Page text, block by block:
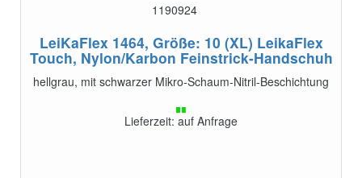
1190924
LeiKaFlex 1464, Größe: 10 (XL) LeikaFlex
Touch, Nylon/Karbon Feinstrick-Handschuh
hellgrau, mit schwarzer Mikro-Schaum-Nitril-Beschichtung
Lieferzeit: auf Anfrage